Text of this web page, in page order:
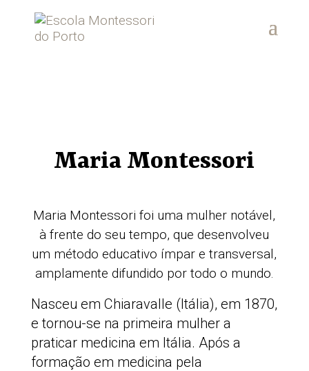
Maria Montessori
Maria Montessori foi uma mulher notável,
à frente do seu tempo, que desenvolveu
um método educativo ímpar e transversal,
amplamente difundido por todo o mundo.
Nasceu em Chiaravalle (Itália), em 1870,
e tornou-se na primeira mulher a
praticar medicina em Itália. Após a
formação em medicina pela